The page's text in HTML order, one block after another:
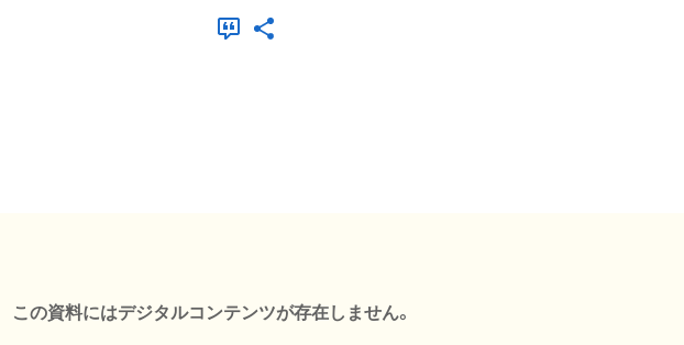
この資料にはデジタルコンテンツが存在しません。